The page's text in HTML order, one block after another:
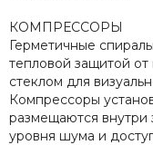
КОМПРЕССОРЫ
Герметичные
тепловой защитой
стеклом для
Компрессоры
размещаются внутри
уровня шума и